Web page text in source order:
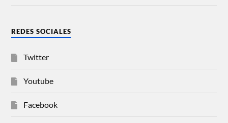
REDES SOCIALES
Twitter
Youtube
Facebook